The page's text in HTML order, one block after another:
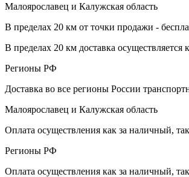
Малоярославец и Калужская область
В пределах 20 км от точки продажи -
В пределах 20 км доставка
Регионы РФ
Доставка во все регионы России
Малоярославец и Калужская область
Оплата осуществления как за наличный,
Регионы РФ
Оплата осуществления как за наличный,